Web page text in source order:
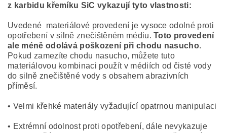
z karbidu křemíku SiC vykazují tyto vlastnosti:
Uvedené materiálové provedení je vysoce odolné proti
opotřebení v silně znečištěném médiu.Toto provedení
ale méně odolává poškození při chodu nasucho.
Pokud zamezíte chodu nasucho, můžete tuto
materiálovou kombinaci použít v médiích od čisté vody
do silně znečištěné vody s obsahem abrazivních
příměsí.
• Velmi křehké materiály vyžadující opatrnou manipulaci
• Extrémní odolnost proti opotřebení, dále nevykazuje